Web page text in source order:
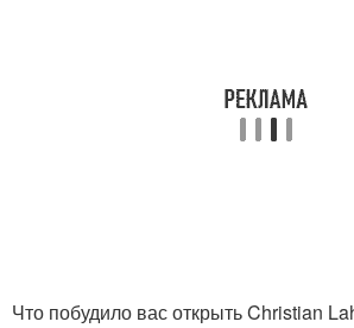
Что побудило вас открыть Christian